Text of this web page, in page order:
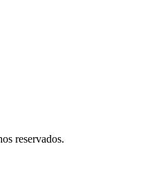
reservados.